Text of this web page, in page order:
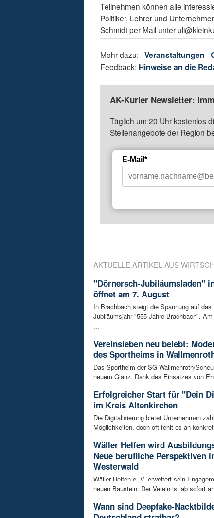
Teilnehmen können alle
Politiker, Lehrer und
Schmidt per Mail unter
Mehr dazu:Veranstaltungen
Feedback: Hinweise an die
AK-Kurier Newsletter:
Täglich um 20 Uhr kostenlos
Stellenangebote der Region
E-Mail*
AKTUELLE ARTIKEL AUS
"Dörnersch-Jubiläumsladen"
öffnet am 7. August
In Brachbach steigt die Spannung auf das
Jubiläumsjahr "555 Jahre Brachbach".
...
Vereinsleben neu belebt:
des Sportheims in
Das Sportheim der SG Wallmenroth/
neuem Glanz. Dank des Einsatzes von
Erfolgreicher Start für "Dein
im Kreis Altenkirchen
Die Digitalisierung bietet Unternehmen
Möglichkeiten, doch oft fehlt es an
Wäller Helfen wird
Neue berufliche Perspektiven
Westerwald
Wäller Helfen e. V. erweitert sein
neuen Baustein: Der Verein ist ab sofort
Wann sind Deepfake-